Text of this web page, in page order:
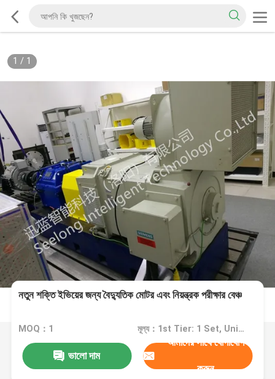
1 / 1
নতুন শক্তি ইভিয়ের জন্য বৈদ্যুতিক মোটর এবং নিয়ন্ত্রক পরীক্ষার বেঞ্চ
MOQ：1 মূল্য：1st Tier: 1 Set, Unit Price USD 3.00 2nd Tier: 2-5 Sets, Unit Price USD 2.00 3rd Tier: Over 5 Sets, Unit Price USD 1.00
ভালো দাম
আমাদের সাথে যোগাযোগ
করুন